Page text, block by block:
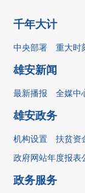
千年大计
中央部署 重大时
雄安新闻
最新播报 全媒中
雄安政务
机构设置 扶贫资
政府网站年度报表
政务服务